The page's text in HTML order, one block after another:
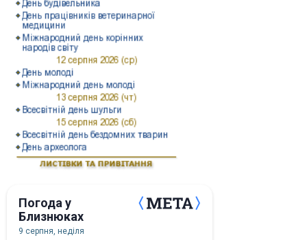
Погода у
Близнюках
9 серпня, неділя